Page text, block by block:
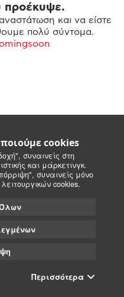
cookies
συναινείς στη
και μάρκετινγκ.
συναινείς μόνο
cookies.
Περισσότερα
προέκυψε.
και να είστε
πολύ σύντομα.